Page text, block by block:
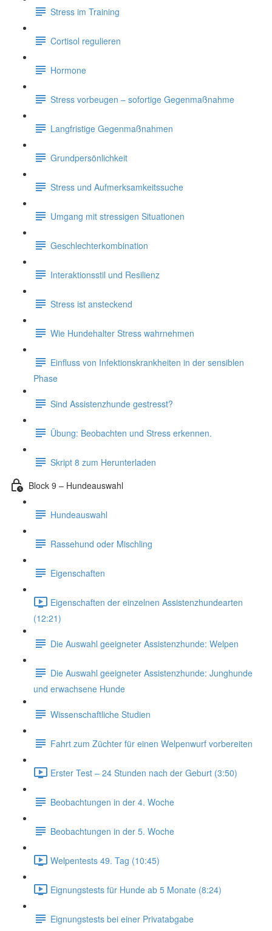
Stress im Training
Cortisol regulieren
Hormone
Stress vorbeugen – sofortige Gegenmaßnahme
Langfristige Gegenmaßnahmen
Grundpersönlichkeit
Stress und Aufmerksamkeitssuche
Umgang mit stressigen Situationen
Geschlechterkombination
Interaktionsstil und Resilienz
Stress ist ansteckend
Wie Hundehalter Stress wahrnehmen
Einfluss von Infektionskrankheiten in der sensiblen
Phase
Sind Assistenzhunde gestresst?
Übung: Beobachten und Stress erkennen.
Skript 8 zum Herunterladen
Block 9 – Hundeauswahl
Hundeauswahl
Rassehund oder Mischling
Eigenschaften
Eigenschaften der einzelnen Assistenzhundearten
(12:21)
Die Auswahl geeigneter Assistenzhunde: Welpen
Die Auswahl geeigneter Assistenzhunde: Junghunde
und erwachsene Hunde
Wissenschaftliche Studien
Fahrt zum Züchter für einen Welpenwurf vorbereiten
Erster Test – 24 Stunden nach der Geburt (3:50)
Beobachtungen in der 4. Woche
Beobachtungen in der 5. Woche
Welpentests 49. Tag (10:45)
Eignungstests für Hunde ab 5 Monate (8:24)
Eignungstests bei einer Privatabgabe